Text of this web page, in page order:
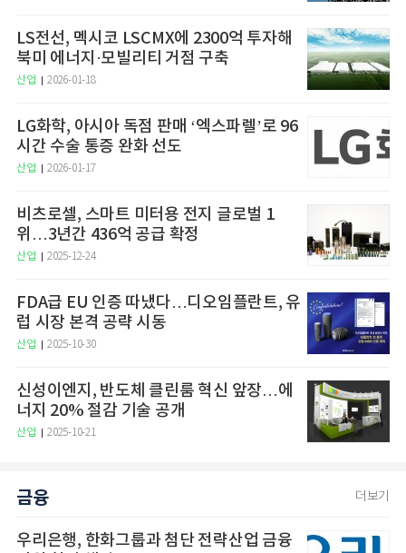
LS전선, 멕시코 LSCMX에 2300억 투자해
북미 에너지·모빌리티 거점 구축
산업 2026-01-18
LG화학, 아시아 독점 판매 ‘엑스파렐’로 96
시간 수술 통증 완화 선도
산업 2026-01-17
비츠로셀, 스마트 미터용 전지 글로벌 1
위…3년간 436억 공급 확정
산업 2025-12-24
FDA급 EU 인증 따냈다…디오임플란트, 유
럽 시장 본격 공략 시동
산업 2025-10-30
신성이엔지, 반도체 클린룸 혁신 앞장…에
너지 20% 절감 기술 공개
산업 2025-10-21
금융 더보기
우리은행, 한화그룹과 첨단 전략산업 금융